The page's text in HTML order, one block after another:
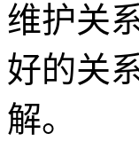
维护关
好的关
解。